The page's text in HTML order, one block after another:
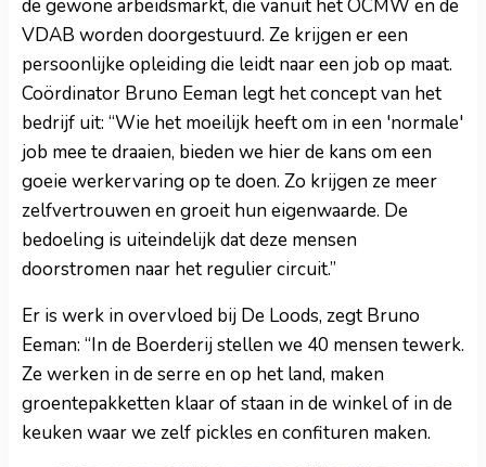
de gewone arbeidsmarkt, die vanuit het OCMW en de
VDAB worden doorgestuurd. Ze krijgen er een
persoonlijke opleiding die leidt naar een job op maat.
Coördinator Bruno Eeman legt het concept van het
bedrijf uit: “Wie het moeilijk heeft om in een 'normale'
job mee te draaien, bieden we hier de kans om een
goeie werkervaring op te doen. Zo krijgen ze meer
zelfvertrouwen en groeit hun eigenwaarde. De
bedoeling is uiteindelijk dat deze mensen
doorstromen naar het regulier circuit.”
Er is werk in overvloed bij De Loods, zegt Bruno
Eeman: “In de Boerderij stellen we 40 mensen tewerk.
Ze werken in de serre en op het land, maken
groentepakketten klaar of staan in de winkel of in de
keuken waar we zelf pickles en confituren maken.